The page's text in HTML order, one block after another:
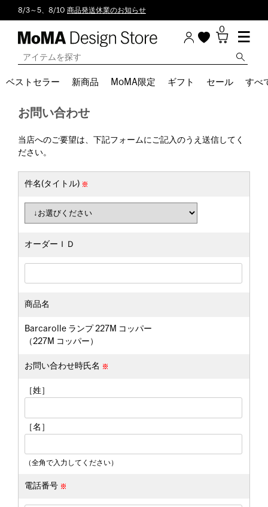
8/3～5、8/10 商品発送休業のお知らせ
0
ベストセラー 新商品 MoMA限定 ギフト セール すべ
お問い合わせ
当店へのご要望は、下記フォームにご記入のうえ送信してく
ださい。
件名(タイトル)
オーダーＩＤ
商品名
Barcarolle ランプ 227M コッパー
（227M コッパー）
お問い合わせ時氏名
［姓］
［名］
（全角で入力してください）
電話番号